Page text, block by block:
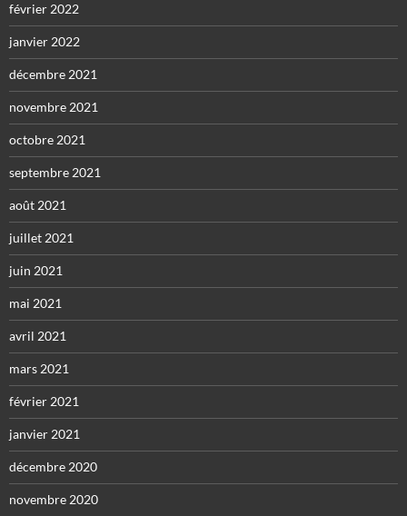
février 2022
janvier 2022
décembre 2021
novembre 2021
octobre 2021
septembre 2021
août 2021
juillet 2021
juin 2021
mai 2021
avril 2021
mars 2021
février 2021
janvier 2021
décembre 2020
novembre 2020